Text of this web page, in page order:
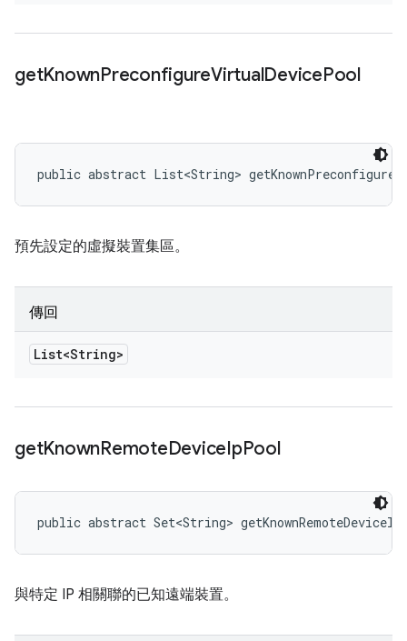
getKnownPreconfigureVirtualDevicePool
public abstract List<String>
預先設定的虛擬裝置集區。
傳回
List<String>
getKnownRemoteDeviceIpPool
public abstract Set<String>
與特定 IP 相關聯的已知遠端裝置。